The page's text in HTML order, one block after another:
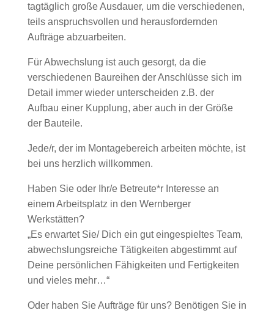
tagtäglich große Ausdauer, um die verschiedenen,
teils anspruchsvollen und herausfordernden
Aufträge abzuarbeiten.
Für Abwechslung ist auch gesorgt, da die
verschiedenen Baureihen der Anschlüsse sich im
Detail immer wieder unterscheiden z.B. der
Aufbau einer Kupplung, aber auch in der Größe
der Bauteile.
Jede/r, der im Montagebereich arbeiten möchte, ist
bei uns herzlich willkommen.
Haben Sie oder Ihr/e Betreute*r Interesse an
einem Arbeitsplatz in den Wernberger
Werkstätten?
„Es erwartet Sie/ Dich ein gut eingespieltes Team,
abwechslungsreiche Tätigkeiten abgestimmt auf
Deine persönlichen Fähigkeiten und Fertigkeiten
und vieles mehr…“
Oder haben Sie Aufträge für uns? Benötigen Sie in